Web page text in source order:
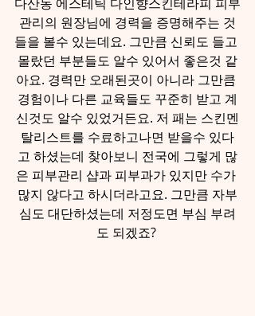
관리의 원장님에 경력을 증명해주는 것
들을 볼수 있는데요. 그만큼 신뢰도 들고
몰랐던 부분들도 알수 있어서 좋은것 같
아요. 경력만 오래된곳이 아니라 그만큼
경험이나 다른 교육들도 꾸준히 받고 계
신것도 알수 있었거든요. 저 패는 스킨멘
탈리스트를 수료하고나면 받을수 있다
고 하셨는데 찾아보니 전국에 그렇게 많
은 피부관리 샵과 피부과가 있지만 수가
많지 않다고 하시더라고요. 그만큼 자부
심도 대단하셨는데 저정도면 부심 부려
도 되겠죠?